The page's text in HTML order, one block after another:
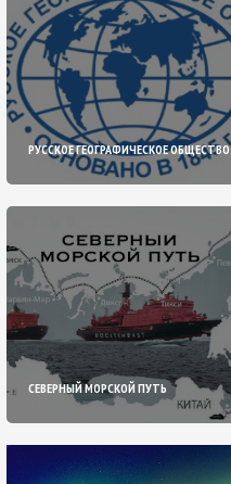
РУССКОЕ ГЕОГРАФИЧЕСКОЕ ОБЩЕСТВО
СЕВЕРНЫЙ МОРСКОЙ ПУТЬ